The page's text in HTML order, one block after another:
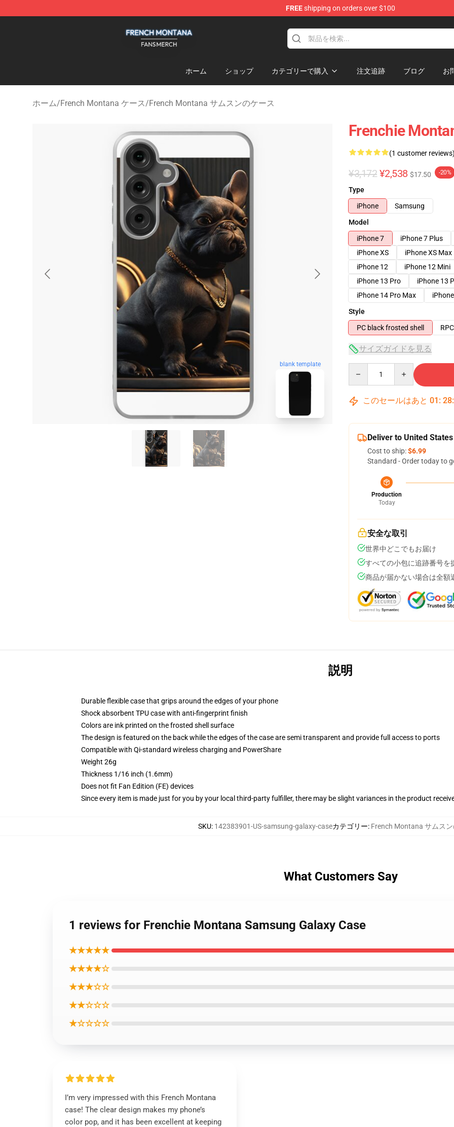
FREEshipping on orders over $100
ホーム ショップ カテゴリーで購入 注文追跡 ブログ お
ホーム/French Montana ケース/French Montana サムスンのケース
blank template
Frenchie
(1 customer reviews)
¥3,172 ¥2,538 $17.50 -20%
Type
iPhone
Samsung
Model
iPhone 7
iPhone 7 Plus
iPhone XS
iPhone XS Max
iPhone 12
iPhone 12 Mini
iPhone 13 Pro
iPhone 13
iPhone 14 Pro Max
Style
PC black frosted shell
サイズガイドを見る
このセールはあと 01 : 28:
Deliver to United States
Cost to ship:$6.99
Standard - Order today to
Production
Today
安全な取引
世界中どこでもお届け
すべての小包に追跡番号を
商品が届かない場合は全額
説明
Durable flexible case that grips around the edges of your phone
Shock absorbent TPU case with anti-fingerprint finish
Colors are ink printed on the frosted shell surface
The design is featured on the back while the edges of the case are semi transparent and provide full access to ports
Compatible with Qi-standard wireless charging and PowerShare
Weight 26g
Thickness 1/16 inch (1.6mm)
Does not fit Fan Edition (FE) devices
Since every item is made just for you by your local third-party fulfiller, there may be slight variances in the product
SKU: 142383901-US-samsung-galaxy-caseカテゴリー: French Montana サムス
What Customers Say
1 reviews for Frenchie Montana Samsung Galaxy Case
★★★★★
★★★★☆
★★★☆☆
★★☆☆☆
★☆☆☆☆
I’m very impressed with this French Montana
case! The clear design makes my phone’s
color pop, and it has been excellent at keeping